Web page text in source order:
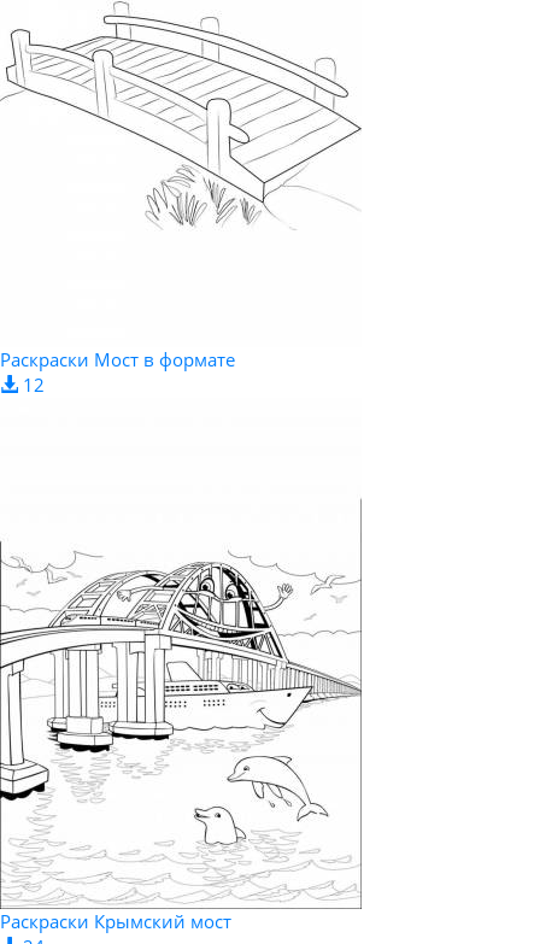
Раскраски Мост в формате
12
Раскраски Крымский мост